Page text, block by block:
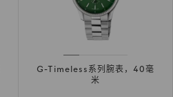
G-Timeless系列腕表，40毫
米